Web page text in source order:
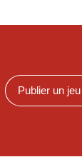
Publier un